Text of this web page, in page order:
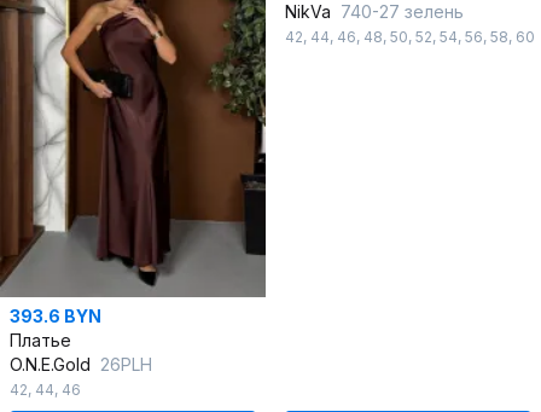
393.6 BYN
Платье
O.N.E.Gold 26PLH
42, 44, 46
NikVa 740-27 зелень
42, 44, 46, 48, 50, 52, 54, 56, 58, 60